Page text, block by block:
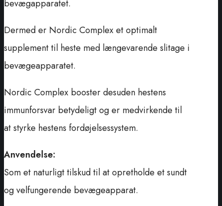
bevægapparatet.
Dermed er Nordic Complex et optimalt
supplement til heste med længevarende slitage i
bevægeapparatet.
Nordic Complex booster desuden hestens
immunforsvar betydeligt og er medvirkende til
at styrke hestens fordøjelsessystem.
Anvendelse:
Som et naturligt tilskud til at opretholde et sundt
og velfungerende bevægeapparat.